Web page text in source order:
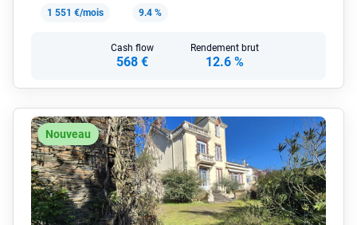
1 551 €/mois
9.4 %
Cash flow
568 €
Rendement brut
12.6 %
Nouveau